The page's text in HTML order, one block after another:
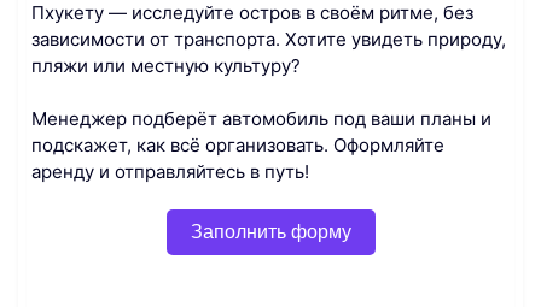
Пхукету — исследуйте остров в своём ритме, без
зависимости от транспорта. Хотите увидеть природу,
пляжи или местную культуру?
Менеджер подберёт автомобиль под ваши планы и
подскажет, как всё организовать. Оформляйте
аренду и отправляйтесь в путь!
Заполнить форму